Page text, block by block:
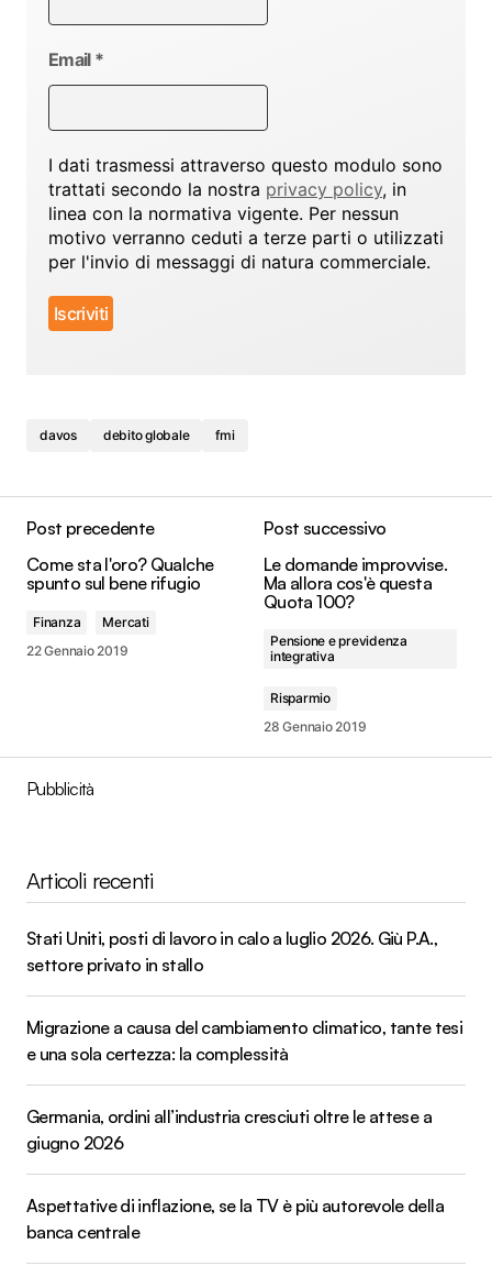
Email *
I dati trasmessi attraverso questo modulo sono
trattati secondo la nostra privacy policy, in
linea con la normativa vigente. Per nessun
motivo verranno ceduti a terze parti o utilizzati
per l'invio di messaggi di natura commerciale.
davos debito globale fmi
Post precedente
Come sta l'oro? Qualche
spunto sul bene rifugio
Finanza
Mercati
22 Gennaio 2019
Post successivo
Le domande improvvise.
Ma allora cos'è questa
Quota 100?
Pensione e previdenza
integrativa
Risparmio
28 Gennaio 2019
Pubblicità
Articoli recenti
Stati Uniti, posti di lavoro in calo a luglio 2026. Giù P.A.,
settore privato in stallo
Migrazione a causa del cambiamento climatico, tante tesi
e una sola certezza: la complessità
Germania, ordini all’industria cresciuti oltre le attese a
giugno 2026
Aspettative di inflazione, se la TV è più autorevole della
banca centrale